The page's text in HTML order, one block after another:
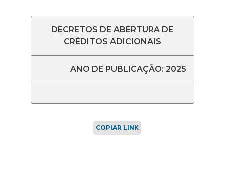
DECRETOS DE ABERTURA DE
CRÉDITOS ADICIONAIS
ANO DE PUBLICAÇÃO: 2025
COPIAR LINK